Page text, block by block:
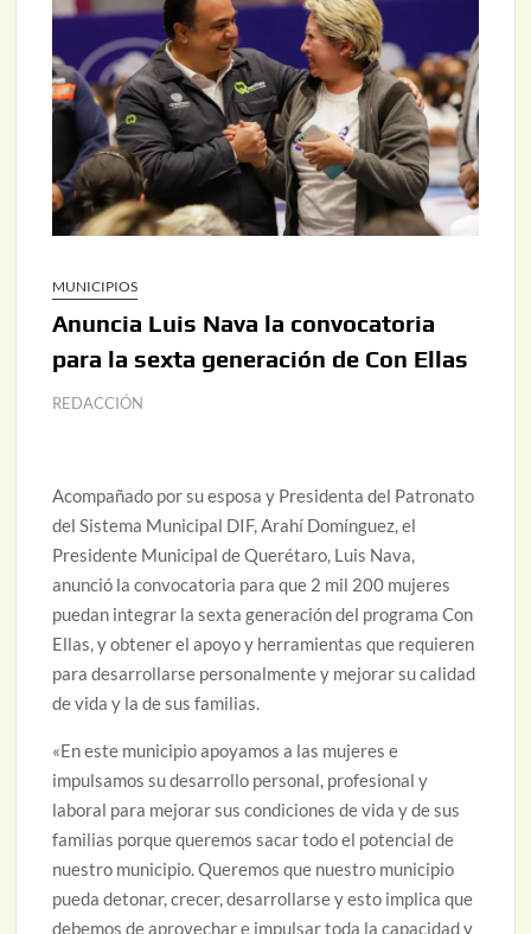
MUNICIPIOS
Anuncia Luis Nava la convocatoria
para la sexta generación de Con Ellas
REDACCIÓN
Acompañado por su esposa y Presidenta del Patronato
del Sistema Municipal DIF, Arahí Domínguez, el
Presidente Municipal de Querétaro, Luis Nava,
anunció la convocatoria para que 2 mil 200 mujeres
puedan integrar la sexta generación del programa Con
Ellas, y obtener el apoyo y herramientas que requieren
para desarrollarse personalmente y mejorar su calidad
de vida y la de sus familias.
«En este municipio apoyamos a las mujeres e
impulsamos su desarrollo personal, profesional y
laboral para mejorar sus condiciones de vida y de sus
familias porque queremos sacar todo el potencial de
nuestro municipio. Queremos que nuestro municipio
pueda detonar, crecer, desarrollarse y esto implica que
debemos de aprovechar e impulsar toda la capacidad y